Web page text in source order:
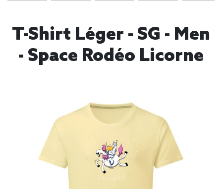
T-Shirt Léger - SG - Men
- Space Rodéo Licorne